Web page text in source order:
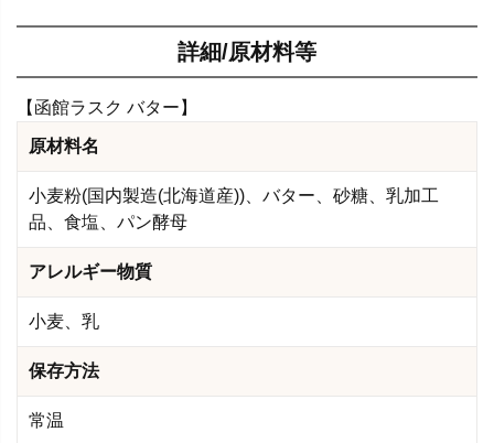
詳細/原材料等
【函館ラスク バター】
原材料名
小麦粉(国内製造(北海道産))、バター、砂糖、乳加工
品、食塩、パン酵母
アレルギー物質
小麦、乳
保存方法
常温